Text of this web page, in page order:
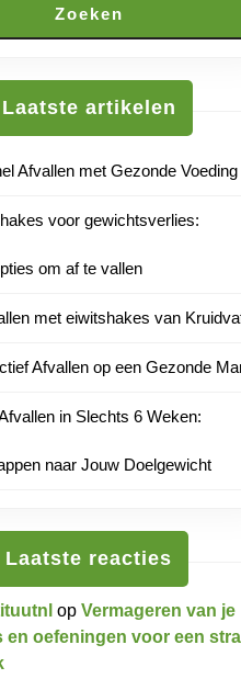
Zoeken
Laatste artikelen
Afvallen met Gezonde Voeding
voor gewichtsverlies:
om af te vallen
met eiwitshakes van
Afvallen op een Gezonde
in Slechts 6 Weken:
naar Jouw Doelgewicht
Laatste reacties
op Vermageren van je
en oefeningen voor een